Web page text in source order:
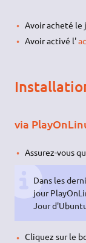
Avoir acheté le
Avoir activé l'
via
Assurez-vous
Dans les
jour
Jour
Cliquez sur le